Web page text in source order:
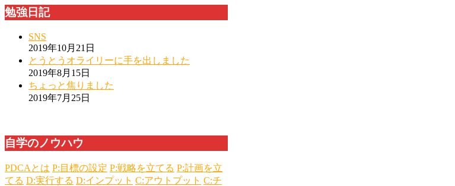
勉強日記
SNS
2019年10月21日
とうとうオライリーに手を出しました
2019年8月15日
ちょっと焦りました
2019年7月25日
自学のノウハウ
PDCAとは P:目標の設定 P:戦略を立てる P:計画を立
てる D:実行する D:インプット C:アウトプット C:チ